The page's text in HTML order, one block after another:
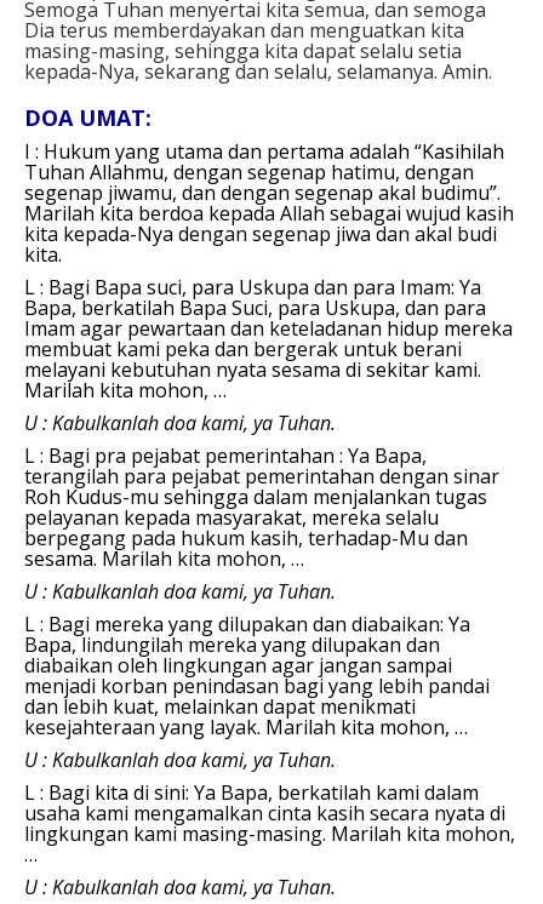
Semoga Tuhan menyertai kita semua, dan semoga
Dia terus memberdayakan dan menguatkan kita
masing-masing, sehingga kita dapat selalu setia
kepada-Nya, sekarang dan selalu, selamanya. Amin.
DOA UMAT:
I : Hukum yang utama dan pertama adalah “Kasihilah
Tuhan Allahmu, dengan segenap hatimu, dengan
segenap jiwamu, dan dengan segenap akal budimu”.
Marilah kita berdoa kepada Allah sebagai wujud kasih
kita kepada-Nya dengan segenap jiwa dan akal budi
kita.
L : Bagi Bapa suci, para Uskupa dan para Imam: Ya
Bapa, berkatilah Bapa Suci, para Uskupa, dan para
Imam agar pewartaan dan keteladanan hidup mereka
membuat kami peka dan bergerak untuk berani
melayani kebutuhan nyata sesama di sekitar kami.
Marilah kita mohon, …
U : Kabulkanlah doa kami, ya Tuhan.
L : Bagi pra pejabat pemerintahan : Ya Bapa,
terangilah para pejabat pemerintahan dengan sinar
Roh Kudus-mu sehingga dalam menjalankan tugas
pelayanan kepada masyarakat, mereka selalu
berpegang pada hukum kasih, terhadap-Mu dan
sesama. Marilah kita mohon, …
U : Kabulkanlah doa kami, ya Tuhan.
L : Bagi mereka yang dilupakan dan diabaikan: Ya
Bapa, lindungilah mereka yang dilupakan dan
diabaikan oleh lingkungan agar jangan sampai
menjadi korban penindasan bagi yang lebih pandai
dan lebih kuat, melainkan dapat menikmati
kesejahteraan yang layak. Marilah kita mohon, …
U : Kabulkanlah doa kami, ya Tuhan.
L : Bagi kita di sini: Ya Bapa, berkatilah kami dalam
usaha kami mengamalkan cinta kasih secara nyata di
lingkungan kami masing-masing. Marilah kita mohon,
…
U : Kabulkanlah doa kami, ya Tuhan.